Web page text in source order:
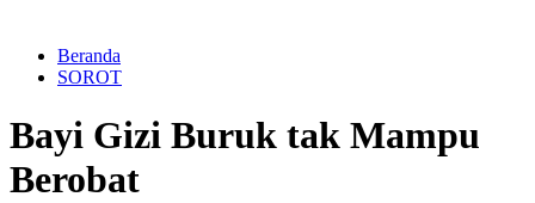
Beranda
SOROT
Bayi Gizi Buruk tak Mampu
Berobat